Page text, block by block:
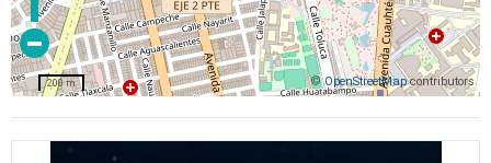
©OpenStreetMapcontributors
200 m